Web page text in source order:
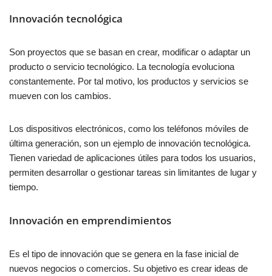
Innovación tecnológica
Son proyectos que se basan en crear, modificar o adaptar un
producto o servicio tecnológico. La tecnología evoluciona
constantemente. Por tal motivo, los productos y servicios se
mueven con los cambios.
Los dispositivos electrónicos, como los teléfonos móviles de
última generación, son un ejemplo de innovación tecnológica.
Tienen variedad de aplicaciones útiles para todos los usuarios,
permiten desarrollar o gestionar tareas sin limitantes de lugar y
tiempo.
Innovación en emprendimientos
Es el tipo de innovación que se genera en la fase inicial de
nuevos negocios o comercios. Su objetivo es crear ideas de